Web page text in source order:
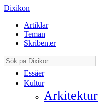
Dixikon
Artiklar
Teman
Skribenter
Essäer
Kultur
Arkitektur